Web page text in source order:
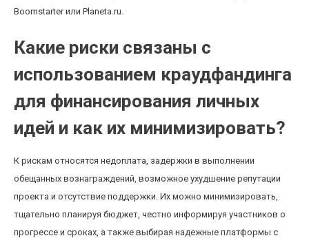
Boomstarter или Planeta.ru.
Какие риски связаны с
использованием краудфандинга
для финансирования личных
идей и как их минимизировать?
К рискам относятся недоплата, задержки в выполнении
обещанных вознаграждений, возможное ухудшение репутации
проекта и отсутствие поддержки. Их можно минимизировать,
тщательно планируя бюджет, честно информируя участников о
прогрессе и сроках, а также выбирая надежные платформы с